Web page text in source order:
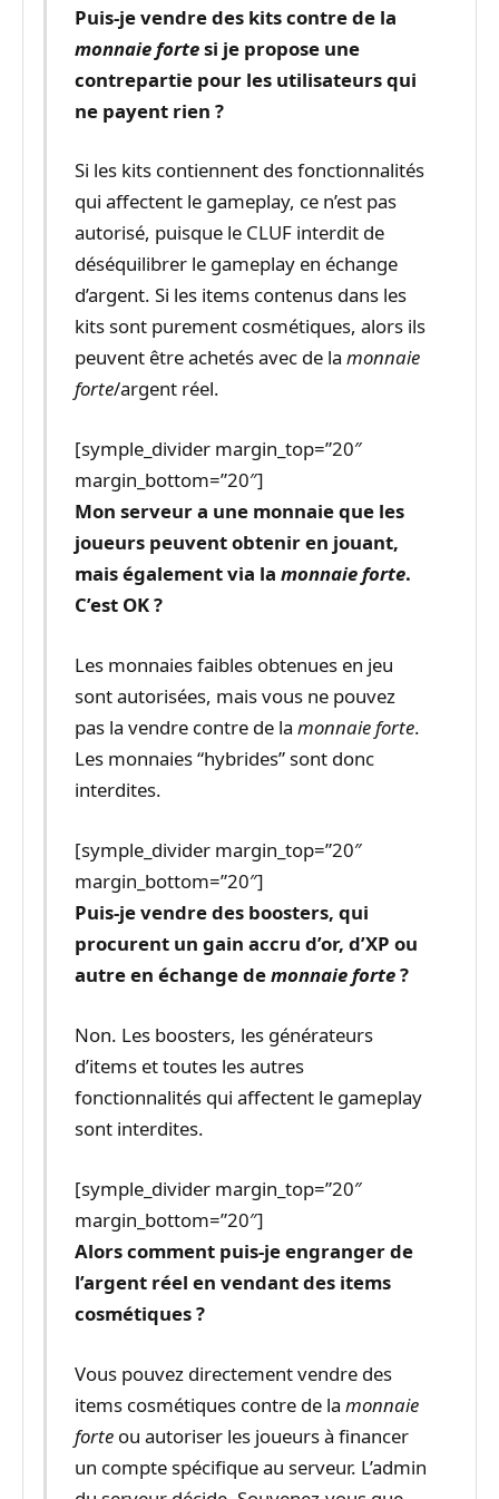
Puis-je vendre des kits contre de la
monnaie fortesi je propose une
contrepartie pour les utilisateurs qui
ne payent rien ?
Si les kits contiennent des fonctionnalités
qui affectent le gameplay, ce n’est pas
autorisé, puisque le CLUF interdit de
déséquilibrer le gameplay en échange
d’argent. Si les items contenus dans les
kits sont purement cosmétiques, alors ils
peuvent être achetés avec de la monnaie
forte/argent réel.
[symple_divider margin_top=”20″
margin_bottom=”20″]
Mon serveur a une monnaie que les
joueurs peuvent obtenir en jouant,
mais également via lamonnaie forte.
C’est OK ?
Les monnaies faibles obtenues en jeu
sont autorisées, mais vous ne pouvez
pas la vendre contre de lamonnaie forte.
Les monnaies “hybrides” sont donc
interdites.
[symple_divider margin_top=”20″
margin_bottom=”20″]
Puis-je vendre des boosters, qui
procurent un gain accru d’or, d’XP ou
autre en échange demonnaie forte?
Non. Les boosters, les générateurs
d’items et toutes les autres
fonctionnalités qui affectent le gameplay
sont interdites.
[symple_divider margin_top=”20″
margin_bottom=”20″]
Alors comment puis-je engranger de
l’argent réel en vendant des items
cosmétiques ?
Vous pouvez directement vendre des
items cosmétiques contre de lamonnaie
forte ou autoriser les joueurs à financer
un compte spécifique au serveur. L’admin